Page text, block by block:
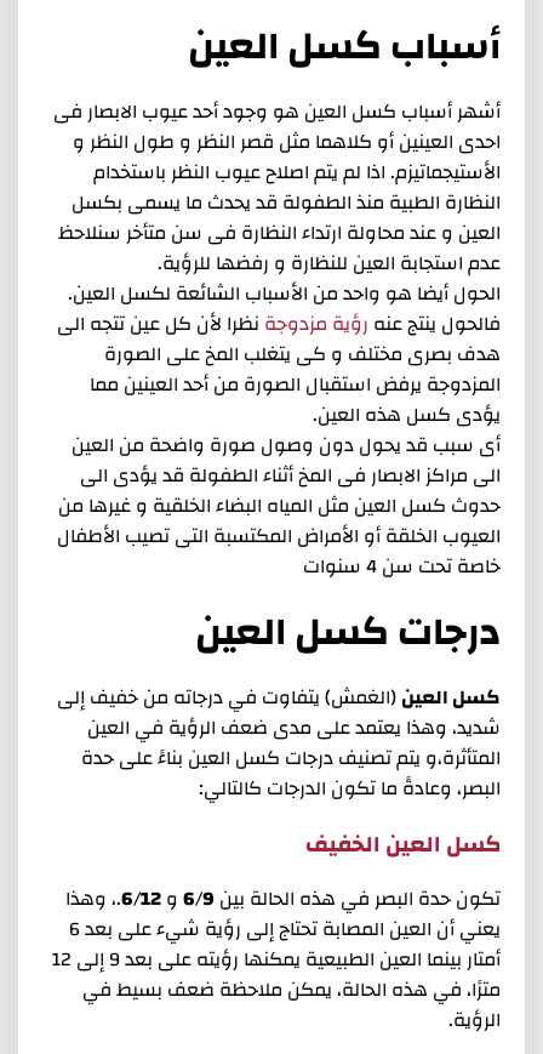
أسباب كسل العين
أشهر أسباب كسل العين هو وجود أحد عيوب الابصار فى
احدى العينين أو كلاهما مثل قصر النظر و طول النظر و
الأستيجماتيزم. اذا لم يتم اصلاح عيوب النظر باستخدام
النظارة الطبية منذ الطفولة قد يحدث ما يسمى بكسل
العين و عند محاولة ارتداء النظارة فى سن متأخر سنلاحظ
عدم استجابة العين للنظارة و رفضها للرؤية.
الحول أيضا هو واحد من الأسباب الشائعة لكسل العين.
فالحول ينتج عنه رؤية مزدوجة نظرا لأن كل عين تتجه الى
هدف بصرى مختلف و كى يتغلب المخ على الصورة
المزدوجة يرفض استقبال الصورة من أحد العينين مما
يؤدى كسل هذه العين.
أى سبب قد يحول دون وصول صورة واضحة من العين
الى مراكز الابصار فى المخ أثناء الطفولة قد يؤدى الى
حدوث كسل العين مثل المياه البضاء الخلقية و غيرها من
العيوب الخلقة أو الأمراض المكتسبة التى تصيب الأطفال
خاصة تحت سن 4 سنوات
درجات كسل العين
كسل العين(الغمش) يتفاوت في درجاته من خفيف إلى
شديد، وهذا يعتمد على مدى ضعف الرؤية في العين
المتأثرة،و يتم تصنيف درجات كسل العين بناءً على حدة
البصر، وعادةً ما تكون الدرجات كالتالي:
كسل العين الخفيف
تكون حدة البصر في هذه الحالة بين 6/9 و6/12.، وهذا
يعني أن العين المصابة تحتاج إلى رؤية شيء على بعد 6
أمتار بينما العين الطبيعية يمكنها رؤيته على بعد 9 إلى 12
مترًا، في هذه الحالة، يمكن ملاحظة ضعف بسيط في
الرؤية.